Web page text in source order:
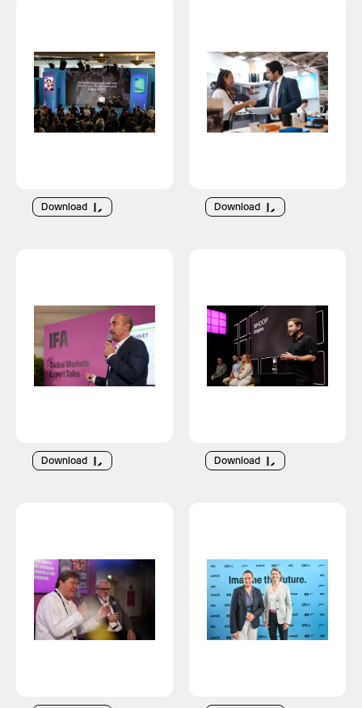
Download Download
Download Download